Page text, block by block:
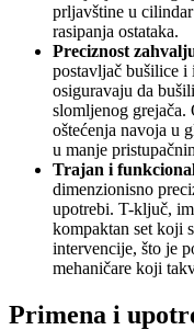
prljavštine u
rasipanja ostataka.
Preciznost
postavljač bušilice i
osiguravaju da
slomljenog grejača.
oštećenja navoja u
u manje
Trajan i
dimenzionisno
upotrebi. T-ključ,
kompaktan set koji
intervencije, što je
mehaničare koji
Primena i